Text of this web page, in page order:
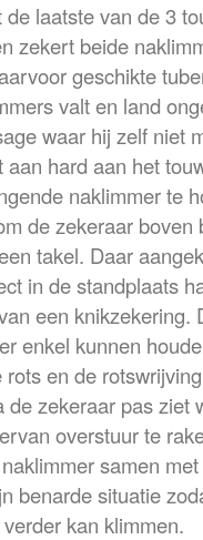
laatste van de 3
zekert beide
geschikte
valt en land
waar hij zelf niet
aan hard aan het
naklimmer te
de zekeraar boven
takel. Daar
in de standplaats
een knikzekering.
enkel kunnen
en de
de zekeraar pas ziet
overstuur te
samen
benarde situatie
kan klimmen.